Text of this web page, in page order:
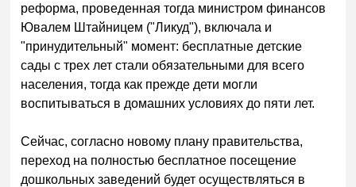
реформа, проведенная тогда министром финансов
Ювалем Штайницем ("Ликуд"), включала и
"принудительный" момент: бесплатные детские
сады с трех лет стали обязательными для всего
населения, тогда как прежде дети могли
воспитываться в домашних условиях до пяти лет.
Сейчас, согласно новому плану правительства,
переход на полностью бесплатное посещение
дошкольных заведений будет осуществляться в